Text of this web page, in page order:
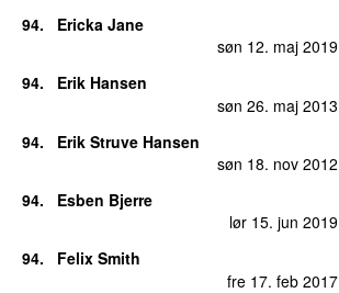
94.
Ericka Jane
søn 12. maj 2019
94.
Erik Hansen
søn 26. maj 2013
94.
Erik Struve Hansen
søn 18. nov 2012
94.
Esben Bjerre
lør 15. jun 2019
94.
Felix Smith
fre 17. feb 2017